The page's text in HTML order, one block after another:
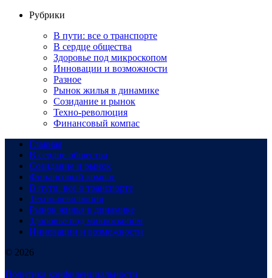
Рубрики
В пути: все о транспорте
В сердце общества
Здоровье под микроскопом
Инновации и возможности
Разное
Рынок жилья в динамике
Созидание и рынок
Техно-революция
Финансовый компас
Главная
В сердце общества
Созидание и рынок
Финансовый компас
В пути: все о транспорте
Техно-революция
Рынок жилья в динамике
Здоровье под микроскопом
Инновации и возможности
© 2026
Политика конфиденциальности